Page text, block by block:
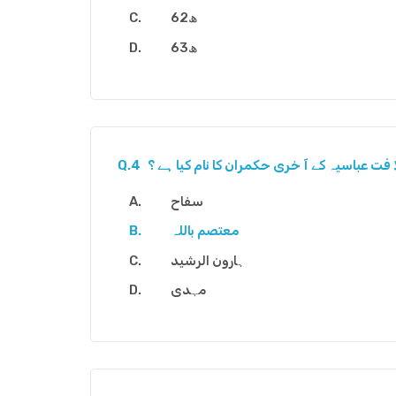
62ھ
63ھ
Q.4 فت عباسیہ کے آ خری حکمران کا نام کیا ہے ؟
سفاح
معتصم باللہ
ہارون الرشید
مہدی